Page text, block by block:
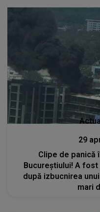
29
Clipe de panică
Bucureștiului! A
după izbucnirea
mari